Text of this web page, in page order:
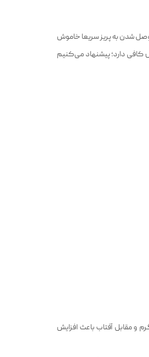
وصل شدن به پریز سریعا خاموش
کافی دارد؛ پیشنهاد می‌کنیم
و مقابل آفتاب باعث افزایش